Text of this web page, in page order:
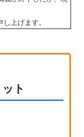
上げます。
ト